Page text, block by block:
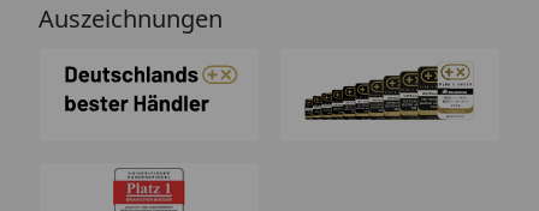
Auszeichnungen